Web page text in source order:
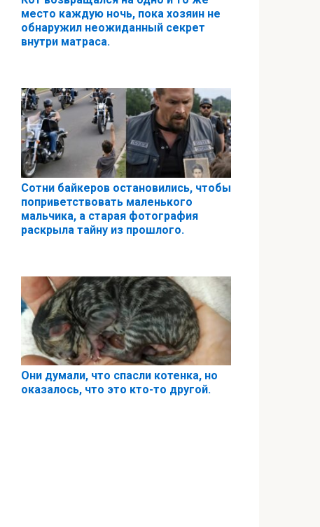
место каждую ночь, пока хозяин не
обнаружил неожиданный секрет
внутри матраса.
Сотни байкеров остановились, чтобы
поприветствовать маленького
мальчика, а старая фотография
раскрыла тайну из прошлого.
Они думали, что спасли котенка, но
оказалось, что это кто-то другой.